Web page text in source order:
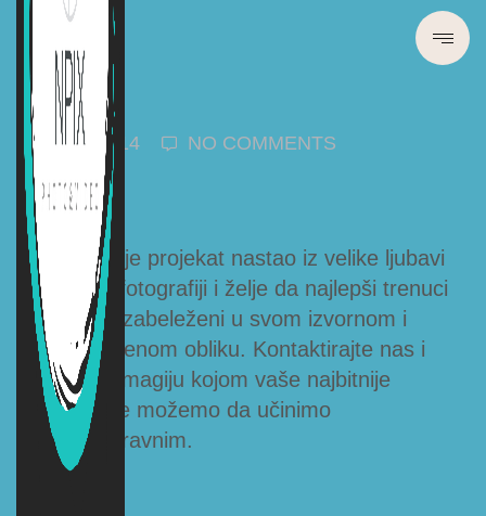
28/03/2014 NO COMMENTS
Npix.rs je projekat nastao iz velike ljubavi
prema fotografiji i želje da najlepši trenuci
ostanu zabeleženi u svom izvornom i
jedinstvenom obliku. Kontaktirajte nas i
otkrijte magiju kojom vaše najbitnije
trenutke možemo da učinimo
nezaboravnim.